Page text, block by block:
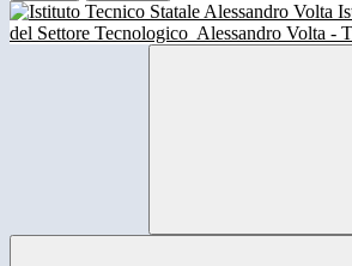
del Settore Tecnologico Alessandro Volta -